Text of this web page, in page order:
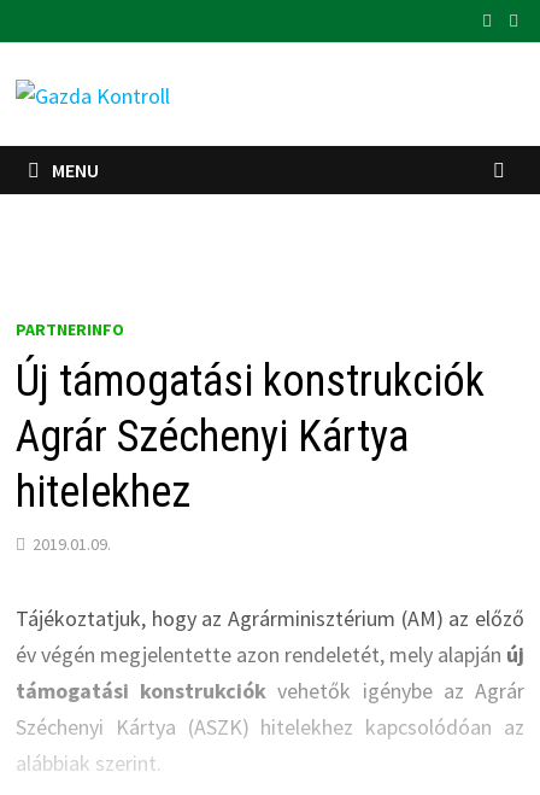
to
content
MENU
PARTNERINFO
Új támogatási konstrukciók
Agrár Széchenyi Kártya
hitelekhez
2019.01.09.
Tájékoztatjuk, hogy az Agrárminisztérium (AM) az előző
év végén megjelentette azon rendeletét, mely alapján új
támogatási konstrukciók vehetők igénybe az Agrár
Széchenyi Kártya (ASZK) hitelekhez kapcsolódóan az
alábbiak szerint.